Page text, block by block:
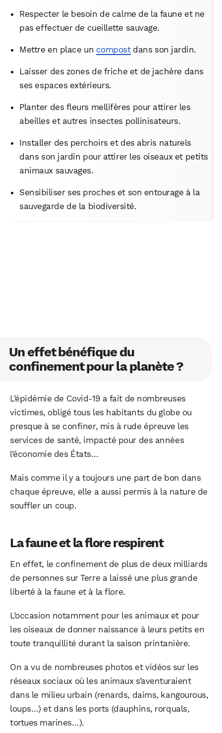
Respecter le besoin de calme de la faune et ne
pas effectuer de cueillette sauvage.
Mettre en place un compostdans son jardin.
Laisser des zones de friche et de jachère dans
ses espaces extérieurs.
Planter des fleurs mellifères pour attirer les
abeilles et autres insectes pollinisateurs.
Installer des perchoirs et des abris naturels
dans son jardin pour attirer les oiseaux et petits
animaux sauvages.
Sensibiliser ses proches et son entourage à la
sauvegarde de la biodiversité.
Un effet bénéfique du
confinement pour la planète ?
L’épidémie de Covid-19 a fait de nombreuses
victimes, obligé tous les habitants du globe ou
presque à se confiner, mis à rude épreuve les
services de santé, impacté pour des années
l’économie des États…
Mais comme il y a toujours une part de bon dans
chaque épreuve, elle a aussi permis à la nature de
souffler un coup.
La faune et la flore respirent
En effet, le confinement de plus de deux milliards
de personnes sur Terre a laissé une plus grande
liberté à la faune et à la flore.
L’occasion notamment pour les animaux et pour
les oiseaux de donner naissance à leurs petits en
toute tranquillité durant la saison printanière.
On a vu de nombreuses photos et vidéos sur les
réseaux sociaux où les animaux s’aventuraient
dans le milieu urbain (renards, daims, kangourous,
loups…) et dans les ports (dauphins, rorquals,
tortues marines…).
WhatsApp Telegram Email